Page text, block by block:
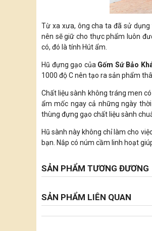
Từ xa xưa, ông cha ta đã sử
nên sẽ giữ cho thực phẩm luôn
có, đó là tính Hút ẩm.
Hũ đựng gạo của Gốm Sứ Bảo
1000 độ C nên tạo ra sản phẩm
Chất liệu sành không tráng men
ẩm mốc ngay cả những ngày
thùng đựng gạo chất liệu sành
Hũ sành này không chỉ làm cho
bạn. Nắp có núm cầm linh hoạt
SẢN PHẨM TƯƠNG ĐƯƠNG
SẢN PHẨM LIÊN QUAN